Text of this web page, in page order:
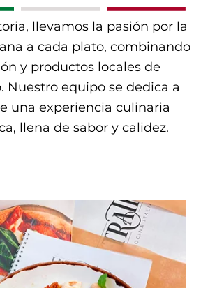
llevamos la pasión por la
a cada plato, combinando
y productos locales de
Nuestro equipo se dedica a
una experiencia culinaria
llena de sabor y calidez.